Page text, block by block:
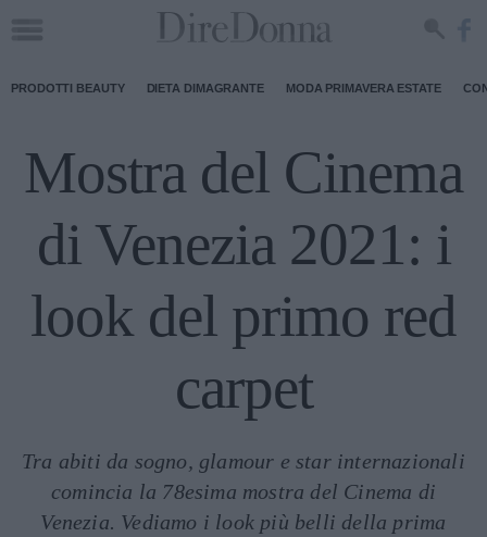
PRODOTTI BEAUTY DIETA DIMAGRANTE MODA PRIMAVERA ESTATE
Mostra del Cinema
di Venezia 2021: i
look del primo red
carpet
Tra abiti da sogno, glamour e star internazionali
comincia la 78esima mostra del Cinema di
Venezia. Vediamo i look più belli della prima